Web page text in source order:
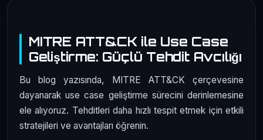
MITRE ATT&CK ile Use Case
Geliştirme: Güçlü Tehdit Avcılığı
Bu blog yazısında, MITRE ATT&CK çerçevesine
dayanarak use case geliştirme sürecini derinlemesine
ele alıyoruz. Tehditleri daha hızlı tespit etmek için etkili
stratejileri ve avantajları öğrenin.